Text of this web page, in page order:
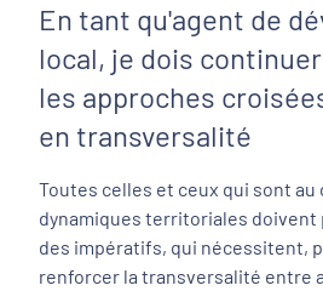
En tant qu'agent de
local, je dois
les approches
en transversalité
Toutes celles et ceux qui sont
dynamiques territoriales doivent
des impératifs, qui nécessitent,
renforcer la transversalité entre